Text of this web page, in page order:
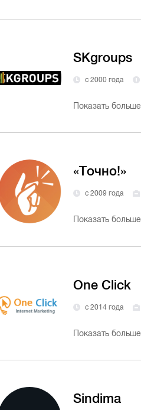
SKgroups
с 2000 года
Показать больше
«Точно!»
с 2009 года
Показать больше
One Click
с 2014 года
Показать больше
Sindima